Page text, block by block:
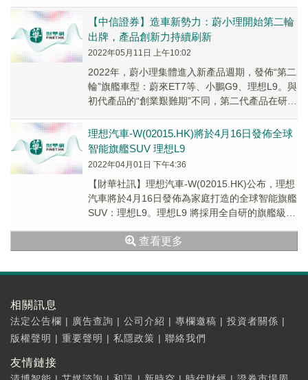
【中信證券】造車新勢力：蔚小理開始第二輪
出牌，產品創新力持續刷新
2022年05月11日 上午10:02
2022年，蔚小理集體進入新產品週期，發佈“第二
輪”旗艦車型：蔚來ET7等、小鵬G9、理想L9。與
初代產品的“創業艱難期”不同，第二代產品在研發
理想汽車-W(02015.HK)將於4月16日發佈全球
智能旗艦SUV 理想L9
2022年04月01日 下午4:36
【財華社訊】理想汽車-W(02015.HK)公布，理想
汽車將於4月16日發佈為家庭打造的全球智能旗艦
SUV：理想L9。理想L9 將採用全自研的旗艦級增
查看更多
相關訊息
法定公告欄 | 廣告查詢 | 公司介紹 | 專欄邀稿 | 投資者關係 |
版權聲明 | 重要聲明 | 私隱政策 | 聯絡我們
友情鏈接